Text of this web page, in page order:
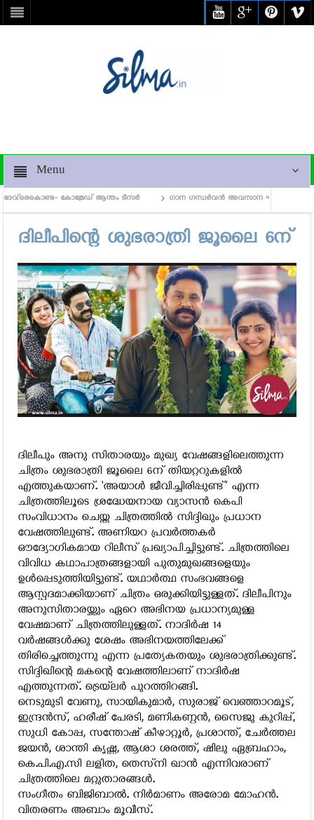
Menu
കോമ്രേഡ് ആന്തം ടീസര്‍ ഗാന ഗന്ധര്‍വന്‍ അവസാന ഘട്ടത്തിലേക്ക്,
ദിലീപിന്റെ ശുഭരാത്രി ജൂലൈ 6ന്
ദിലീപും അനു സിതാരയും മുഖ്യ വേഷങ്ങളിലെത്തുന്ന
ചിത്രം ശുഭരാത്രി ജൂലൈ 6ന് തിയറ്ററുകളില്‍
എത്തുകയാണ്. ‘അയാള്‍ ജീവിച്ചിരിപ്പുണ്ട്’ എന്ന
ചിത്രത്തിലൂടെ ശ്രദ്ധേയനായ വ്യാസന്‍ കെപി
സംവിധാനം ചെയ്ത ചിത്രത്തില്‍ സിദ്ദിഖും പ്രധാന
വേഷത്തിലുണ്ട്. അണിയറ പ്രവര്‍ത്തകര്‍
ഔദ്യോഗികമായ റിലീസ് പ്രഖ്യാപിച്ചിട്ടുണ്ട്. ചിത്രത്തിലെ
വിവിധ കഥാപാത്രങ്ങളായി പുതുമുഖങ്ങളെയും
ഉള്‍പ്പെടുത്തിയിട്ടുണ്ട്. യഥാര്‍ത്ഥ സംഭവങ്ങളെ
ആസ്പദമാക്കിയാണ് ചിത്രം ഒരുക്കിയിട്ടുള്ളത്. ദിലീപിനും
അനുസിതാരയ്ക്കും ഏറെ അഭിനയ പ്രധാന്യമുള്ള
വേഷമാണ് ചിത്രത്തിലുള്ളത്. നാദിര്‍ഷ 14
വര്‍ഷങ്ങള്‍ക്കു ശേഷം അഭിനയത്തിലേക്ക്
തിരിച്ചെത്തുന്നു എന്ന പ്രത്യേകതയും ശുഭരാത്രിക്കുണ്ട്.
സിദ്ദിഖിന്റെ മകന്റെ വേഷത്തിലാണ് നാദിര്‍ഷ
എത്തുന്നത്. ട്രെയ്‌ലര്‍ പുറത്തിറങ്ങി.
നെടുമുടി വേണു, സായികുമാര്‍, സുരാജ് വെഞ്ഞാറമൂട്,
ഇന്ദ്രന്‍സ്, ഹരീഷ് പേരടി, മണികണ്ഠന്‍, സൈജു കുറിപ്പ്,
സുധി കോപ്പ, സന്തോഷ് കീഴാറ്റൂര്‍, പ്രശാന്ത്, ചേര്‍ത്തല
ജയന്‍, ശാന്തി കൃഷ്ണ, ആശാ ശരത്ത്, ഷിലു ഏബ്രഹാം,
കെ.പി.എ.സി ലളിത, തെസ്‌നി ഖാന്‍ എന്നിവരാണ്
ചിത്രത്തിലെ മറ്റുതാരങ്ങള്‍.
സംഗീതം ബിജിബാല്‍. നിര്‍മാണം അരോമ മോഹന്‍.
വിതരണം അബാം മൂവീസ്.